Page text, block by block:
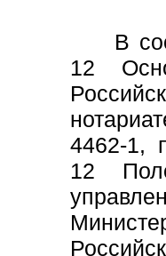
В
12
4462-1,
12